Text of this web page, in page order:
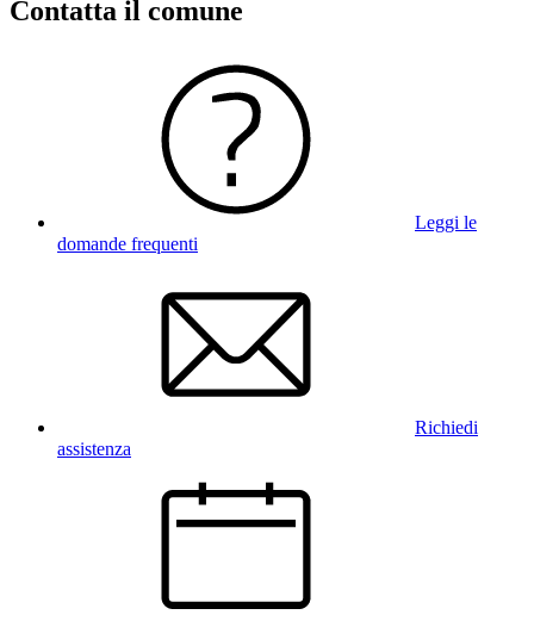
Contatta il comune
Leggi le
domande frequenti
Richiedi
assistenza